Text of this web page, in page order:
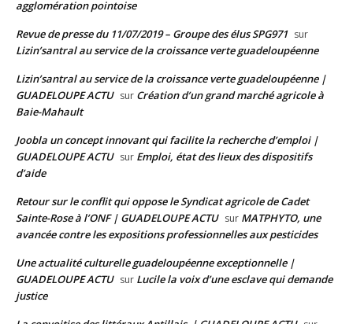
agglomération pointoise
Revue de presse du 11/07/2019 – Groupe des élus SPG971 sur
Lizin’santral au service de la croissance verte guadeloupéenne
Lizin’santral au service de la croissance verte guadeloupéenne |
GUADELOUPE ACTU sur Création d’un grand marché agricole à
Baie-Mahault
Joobla un concept innovant qui facilite la recherche d’emploi |
GUADELOUPE ACTU sur Emploi, état des lieux des dispositifs
d’aide
Retour sur le conflit qui oppose le Syndicat agricole de Cadet
Sainte-Rose à l’ONF | GUADELOUPE ACTU sur MATPHYTO, une
avancée contre les expositions professionnelles aux pesticides
Une actualité culturelle guadeloupéenne exceptionnelle |
GUADELOUPE ACTU sur Lucile la voix d’une esclave qui demande
justice